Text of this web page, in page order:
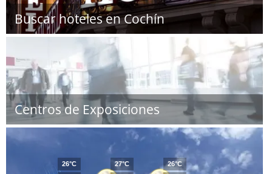
Buscar hoteles en Cochín
Centros de Exposiciones
26°C
27°C
26°C